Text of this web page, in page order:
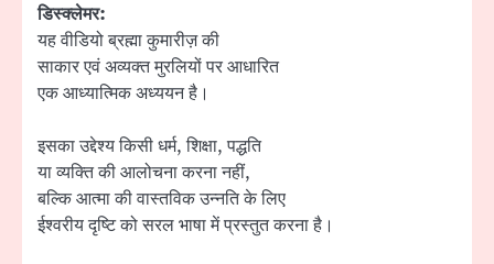
डिस्क्लेमर:
यह वीडियो ब्रह्मा कुमारीज़ की
साकार एवं अव्यक्त मुरलियों पर आधारित
एक आध्यात्मिक अध्ययन है।
इसका उद्देश्य किसी धर्म, शिक्षा, पद्धति
या व्यक्ति की आलोचना करना नहीं,
बल्कि आत्मा की वास्तविक उन्नति के लिए
ईश्वरीय दृष्टि को सरल भाषा में प्रस्तुत करना है।